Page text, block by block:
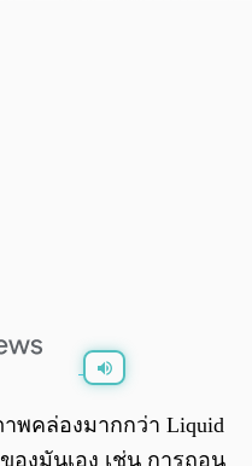
0:00
าพคล่องมากกว่า Liquid
องมันเอง เช่น การถอน